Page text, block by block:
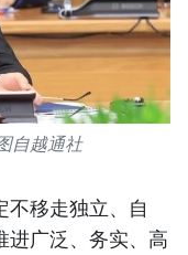
自越通社
不移走独立、自
进广泛、务实、高